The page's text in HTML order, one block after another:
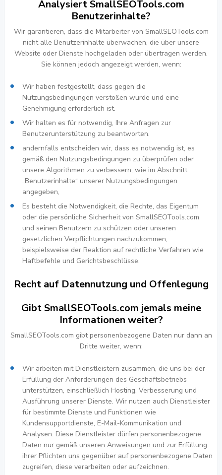
Analysiert SmallSEOTools.com
Benutzerinhalte?
Wir garantieren, dass die Mitarbeiter von SmallSEOTools.com
nicht alle Benutzerinhalte überwachen, die über unsere
Website oder Dienste hochgeladen oder übertragen werden.
Sie können jedoch angezeigt werden, wenn:
Wir haben festgestellt, dass gegen die
Nutzungsbedingungen verstoßen wurde und eine
Genehmigung erforderlich ist.
Wir halten es für notwendig, Ihre Anfragen zur
Benutzerunterstützung zu beantworten.
andernfalls entscheiden wir, dass es notwendig ist, es
gemäß den Nutzungsbedingungen zu überprüfen oder
unsere Algorithmen zu verbessern, wie im Abschnitt
„Benutzerinhalte“ unserer Nutzungsbedingungen
angegeben,
Es besteht die Notwendigkeit, die Rechte, das Eigentum
oder die persönliche Sicherheit von SmallSEOTools.com
und seinen Benutzern zu schützen oder unseren
gesetzlichen Verpflichtungen nachzukommen,
beispielsweise der Reaktion auf rechtliche Verfahren wie
Haftbefehle und Gerichtsbeschlüsse.
Recht auf Datennutzung und Offenlegung
Gibt SmallSEOTools.com jemals meine
Informationen weiter?
SmallSEOTools.com gibt personenbezogene Daten nur dann an
Dritte weiter, wenn:
Wir arbeiten mit Dienstleistern zusammen, die uns bei der
Erfüllung der Anforderungen des Geschäftsbetriebs
unterstützen, einschließlich Hosting, Verbesserung und
Ausführung unserer Dienste. Wir nutzen auch Dienstleister
für bestimmte Dienste und Funktionen wie
Kundensupportdienste, E-Mail-Kommunikation und
Analysen. Diese Dienstleister dürfen personenbezogene
Daten nur gemäß unseren Anweisungen und zur Erfüllung
ihrer Pflichten uns gegenüber auf personenbezogene Daten
zugreifen, diese verarbeiten oder aufzeichnen.